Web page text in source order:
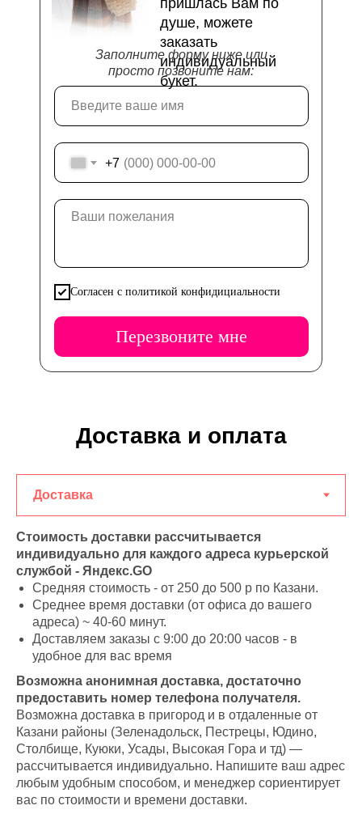
+7
Согласен с политикой конфидициальности
Перезвоните мне
пришлась Вам по
душе, можете
заказать
индивидуальный
букет.
Заполните форму ниже или
просто позвоните нам:
Доставка и оплата
Стоимость доставки рассчитывается
индивидуально для каждого адреса курьерской
службой - Яндекс.GO
Средняя стоимость - от 250 до 500 р по Казани.
Среднее время доставки (от офиса до вашего
адреса) ~ 40-60 минут.
Доставляем заказы с 9:00 до 20:00 часов - в
удобное для вас время
Возможна анонимная доставка, достаточно
предоставить номер телефона получателя.
Возможна доставка в пригород и в отдаленные от
Казани районы (Зеленадольск, Пестрецы, Юдино,
Столбище, Куюки, Усады, Высокая Гора и тд) —
рассчитывается индивидуально. Напишите ваш адрес
любым удобным способом, и менеджер сориентирует
вас по стоимости и времени доставки.